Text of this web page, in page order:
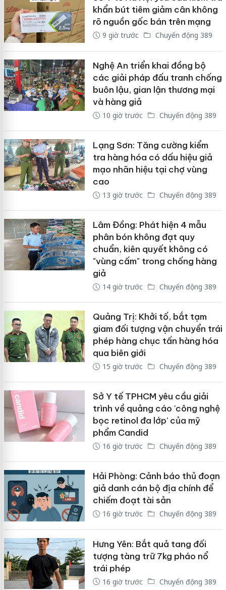
khẩn bút tiêm giảm cân không
rõ nguồn gốc bán trên mạng
9 giờ trước Chuyển động 389
Nghệ An triển khai đồng bộ
các giải pháp đấu tranh chống
buôn lậu, gian lận thương mại
và hàng giả
10 giờ trước Chuyển động 389
Lạng Sơn: Tăng cường kiểm
tra hàng hóa có dấu hiệu giả
mạo nhãn hiệu tại chợ vùng
cao
13 giờ trước Chuyển động 389
Lâm Đồng: Phát hiện 4 mẫu
phân bón không đạt quy
chuẩn, kiên quyết không có
"vùng cấm" trong chống hàng
giả
14 giờ trước Chuyển động 389
Quảng Trị: Khởi tố, bắt tạm
giam đối tượng vận chuyển trái
phép hàng chục tấn hàng hóa
qua biên giới
15 giờ trước Chuyển động 389
Sở Y tế TPHCM yêu cầu giải
trình về quảng cáo 'công nghệ
bọc retinol đa lớp' của mỹ
phẩm Candid
16 giờ trước Chuyển động 389
Hải Phòng: Cảnh báo thủ đoạn
giả danh cán bộ địa chính để
chiếm đoạt tài sản
16 giờ trước Chuyển động 389
Hưng Yên: Bắt quả tang đối
tượng tàng trữ 7kg pháo nổ
trái phép
16 giờ trước Chuyển động 389